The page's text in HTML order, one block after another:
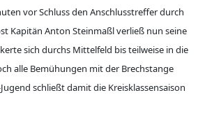
vor Schluss den Anschlusstreffer durch
Kapitän Anton Steinmaßl verließ nun seine
sich durchs Mittelfeld bis teilweise in die
alle Bemühungen mit der Brechstange
schließt damit die Kreisklassensaison